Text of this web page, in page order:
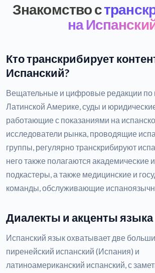
Знакомство с
на
Кто транскрибирует
Испанский?
Вещательные и цифровые редакции по
Латинской Америке, суды и
работающие с показаниями на
исследователи рынка, проводящие
группы, регулярно транскрибируют
него также полагаются академические
подкастеры, а также медицинские и
команды, обслуживающие
Диалекты и акценты языка
Испанский язык охватывает две
пиренейский испанский (Испания) и
латиноамериканский испанский, с